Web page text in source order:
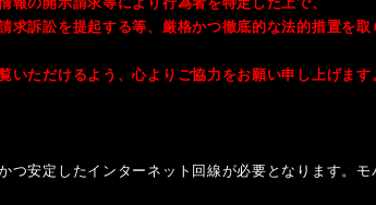
求訴訟を提起する等、厳格かつ徹底的な法的措置を取
いただけるよう、心よりご協力をお願い申し上げます。
つ安定したインターネット回線が必要となります。